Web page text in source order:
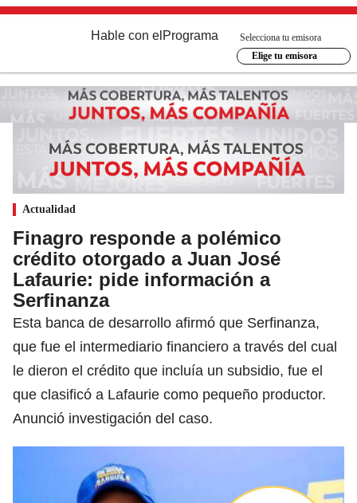
Hable con el Programa
Selecciona tu emisora
Elige tu emisora
Actualidad
Finagro responde a polémico
crédito otorgado a Juan José
Lafaurie: pide información a
Serfinanza
Esta banca de desarrollo afirmó que Serfinanza,
que fue el intermediario financiero a través del cual
le dieron el crédito que incluía un subsidio, fue el
que clasificó a Lafaurie como pequeño productor.
Anunció investigación del caso.